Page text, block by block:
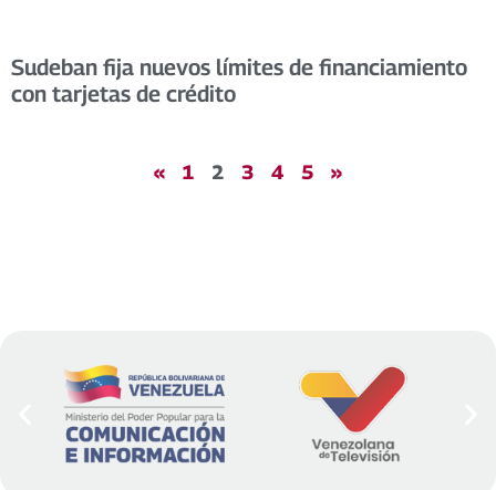
Sudeban fija nuevos límites de financiamiento
con tarjetas de crédito
« 1 2 3 4 5 »